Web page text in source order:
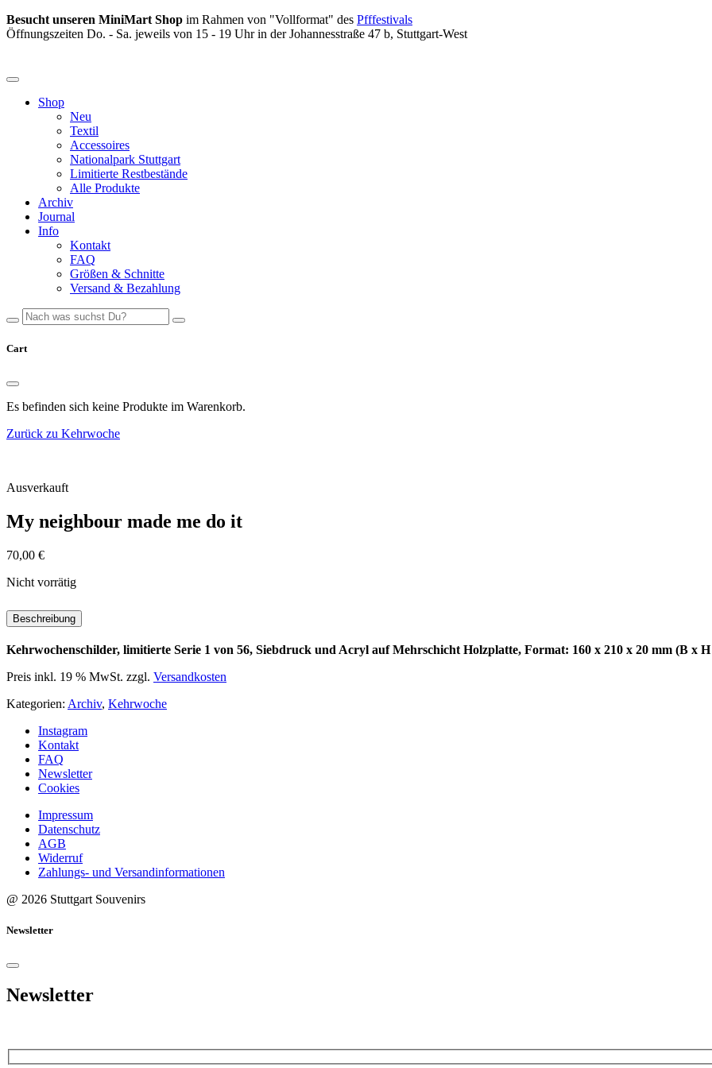
Besucht unseren MiniMart Shop im Rahmen von "Vollformat" des Pfffestivals
Öffnungszeiten Do. - Sa. jeweils von 15 - 19 Uhr in der Johannesstraße 47 b, Stuttgart-West
Shop
Neu
Textil
Accessoires
Nationalpark Stuttgart
Limitierte Restbestände
Alle Produkte
Archiv
Journal
Info
Kontakt
FAQ
Größen & Schnitte
Versand & Bezahlung
Cart
Es befinden sich keine Produkte im Warenkorb.
Zurück zu Kehrwoche
Ausverkauft
My neighbour made me do it
70,00 €
Nicht vorrätig
Beschreibung
Kehrwochenschilder, limitierte Serie 1 von 56, Siebdruck und Acryl auf Mehrschicht Holzplatte, Format: 160 x 210 x 20 mm (B x
Preis inkl. 19 % MwSt. zzgl. Versandkosten
Kategorien: Archiv, Kehrwoche
Instagram
Kontakt
FAQ
Newsletter
Cookies
Impressum
Datenschutz
AGB
Widerruf
Zahlungs- und Versandinformationen
@ 2026 Stuttgart Souvenirs
Newsletter
Newsletter